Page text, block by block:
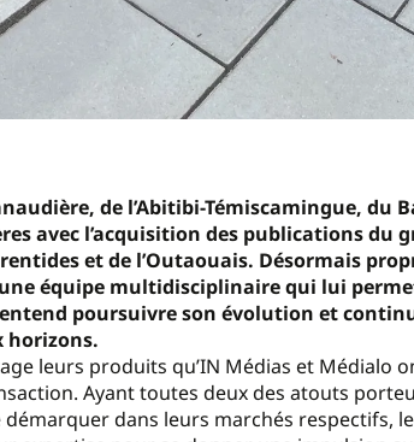
de l’Abitibi-Témiscamingue, du
avec l’acquisition des publications du
et de l’Outaouais. Désormais
équipe multidisciplinaire qui lui
poursuivre son évolution et
horizons.
leurs produits qu’IN Médias et Médialo
Ayant toutes deux des atouts
dans leurs marchés respectifs,